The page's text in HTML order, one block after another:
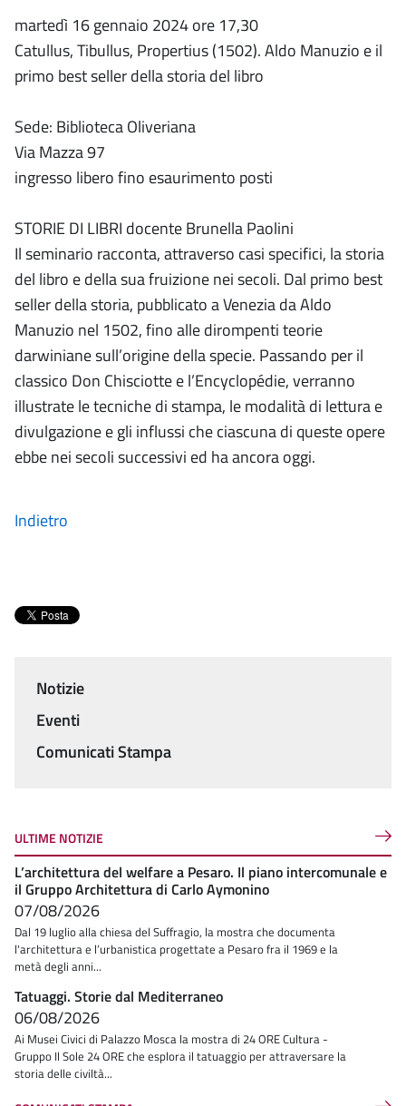
martedì 16 gennaio 2024 ore 17,30
Catullus, Tibullus, Propertius (1502). Aldo Manuzio e il
primo best seller della storia del libro
Sede: Biblioteca Oliveriana
Via Mazza 97
ingresso libero fino esaurimento posti
STORIE DI LIBRI docente Brunella Paolini
Il seminario racconta, attraverso casi specifici, la storia
del libro e della sua fruizione nei secoli. Dal primo best
seller della storia, pubblicato a Venezia da Aldo
Manuzio nel 1502, fino alle dirompenti teorie
darwiniane sull’origine della specie. Passando per il
classico Don Chisciotte e l’Encyclopédie, verranno
illustrate le tecniche di stampa, le modalità di lettura e
divulgazione e gli influssi che ciascuna di queste opere
ebbe nei secoli successivi ed ha ancora oggi.
Indietro
Menu
Notizie
Eventi
Comunicati Stampa
ULTIME NOTIZIE
L’architettura del welfare a Pesaro. Il piano intercomunale e
il Gruppo Architettura di Carlo Aymonino
07/08/2026
Dal 19 luglio alla chiesa del Suffragio, la mostra che documenta
l'architettura e l’urbanistica progettate a Pesaro fra il 1969 e la
metà degli anni...
Tatuaggi. Storie dal Mediterraneo
06/08/2026
Ai Musei Civici di Palazzo Mosca la mostra di 24 ORE Cultura -
Gruppo Il Sole 24 ORE che esplora il tatuaggio per attraversare la
storia delle civiltà...